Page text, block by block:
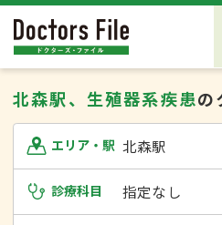
北森駅、生殖器系疾患の
エリア・駅 北森駅
診療科目 指定なし